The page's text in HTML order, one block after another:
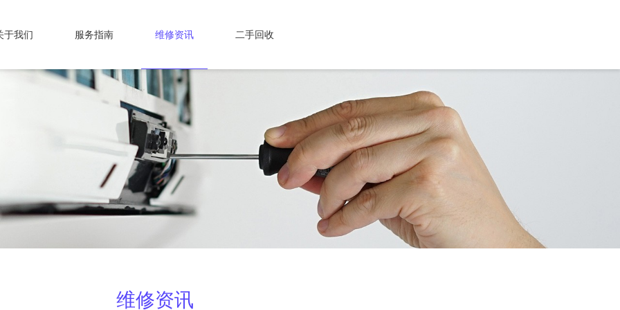
于我们 服务指南 维修资讯 二手回收
维修资讯